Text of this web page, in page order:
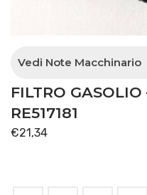
Vedi Note Macchinario
Separatore acqua
FILTRO
RE517181
€21,34